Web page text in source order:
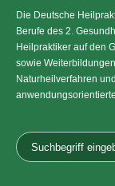
Die Deutsche
Berufe des 2.
Heilpraktiker auf den
sowie
Naturheilverfahren